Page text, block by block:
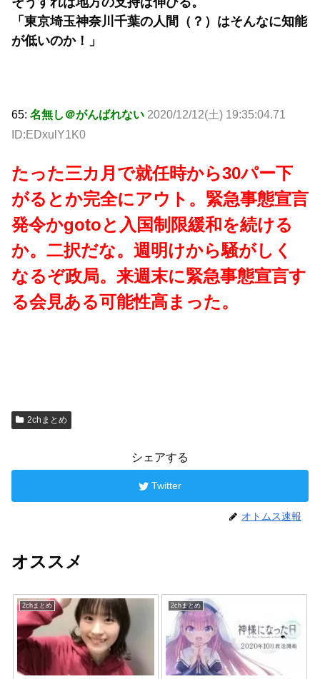
「東京埼玉神奈川千葉の人間（？）はそんなに知能
が低いのか！」
65: 名無し＠がんばれない 2020/12/12(土) 19:35:04.71
ID:EDxulY1K0
たった三カ月で就任時から30パー下
がるとか完全にアウト。緊急事態宣言
発令かgotoと入国制限緩和を続ける
か。二択だな。週明けから騒がしく
なるぞ政局。来週末に緊急事態宣言す
る会見ある可能性高まった。
2chまとめ
シェアする
Twitter
オトムス速報
オススメ
2chまとめ 2chまとめ